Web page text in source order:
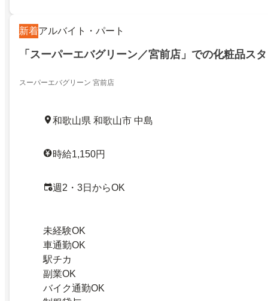
新着アルバイト・パート
「スーパーエバグリーン／宮前店」での化粧品ス
スーパーエバグリーン 宮前店
和歌山県 和歌山市 中島
時給1,150円
週2・3日からOK
未経験OK
車通勤OK
駅チカ
副業OK
バイク通勤OK